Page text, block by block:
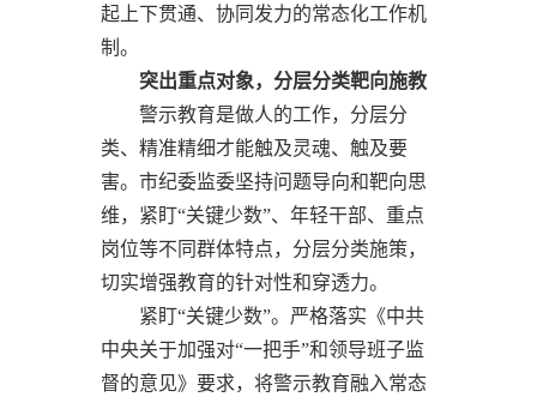
起上下贯通、协同发力的常态化工作机
制。
突出重点对象，分层分类靶向施教
警示教育是做人的工作，分层分
类、精准精细才能触及灵魂、触及要
害。市纪委监委坚持问题导向和靶向思
维，紧盯“关键少数”、年轻干部、重点
岗位等不同群体特点，分层分类施策，
切实增强教育的针对性和穿透力。
紧盯“关键少数”。严格落实《中共
中央关于加强对“一把手”和领导班子监
督的意见》要求，将警示教育融入常态